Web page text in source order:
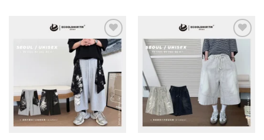
Add to
wishlist
Add to
wishlist